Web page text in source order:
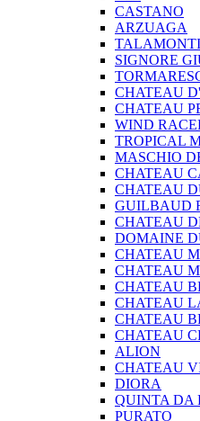
CASTANO
ARZUAGA
TALAMONTI
SIGNORE
CHATEAU
CHATEAU
WIND
TROPICAL
MASCHIO
CHATEAU
CHATEAU
GUILBAUD
CHATEAU
DOMAINE
CHATEAU
CHATEAU
CHATEAU
CHATEAU
CHATEAU
CHATEAU
ALION
CHATEAU
DIORA
QUINTA DA
PURATO